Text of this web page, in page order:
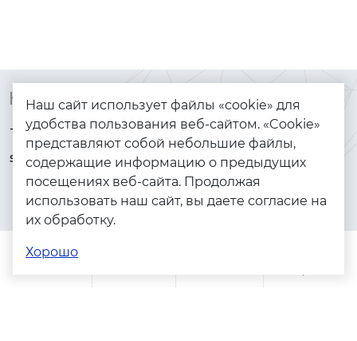
Контакты
+7 (925) 144-64-73
serebryanyye.grani@mail.ru
Каталог
Браслеты
Золото
Серебро
Помощь
Наш сайт использует файлы «cookie» для
удобства пользования веб-сайтом. «Cookie»
представляют собой небольшие файлы,
содержащие информацию о предыдущих
посещениях веб-сайта. Продолжая
использовать наш сайт, вы даете согласие на
их обработку.
Хорошо